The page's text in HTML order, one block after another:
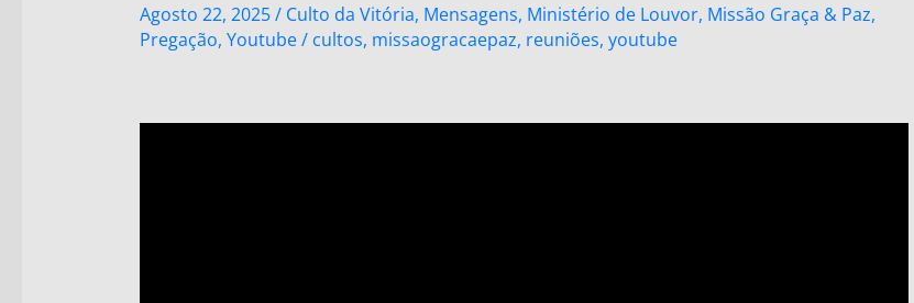
Agosto 22, 2025/ Culto da Vitória, Mensagens, Ministério de Louvor, Missão Graça & Paz,
Pregação, Youtube/ cultos, missaogracaepaz, reuniões, youtube